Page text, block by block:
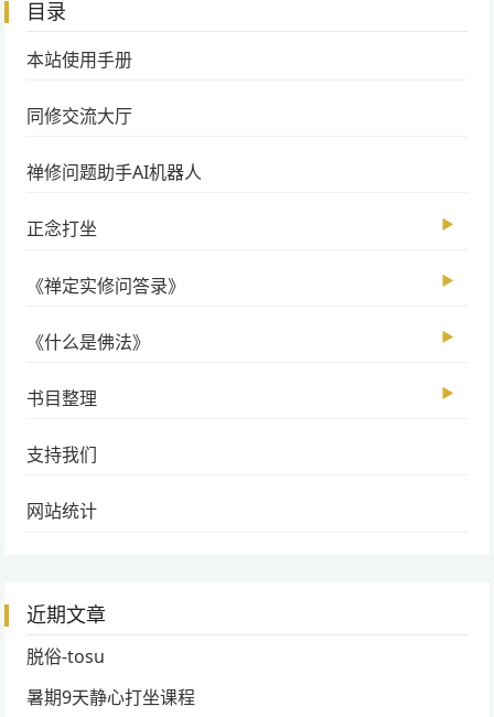
目录
本站使用手册
同修交流大厅
禅修问题助手AI机器人
正念打坐 ▶
《禅定实修问答录》 ▶
《什么是佛法》 ▶
书目整理 ▶
支持我们
网站统计
近期文章
脱俗-tosu
暑期9天静心打坐课程